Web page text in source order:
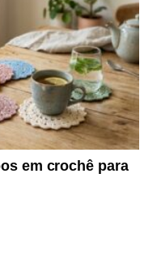
em crochê para